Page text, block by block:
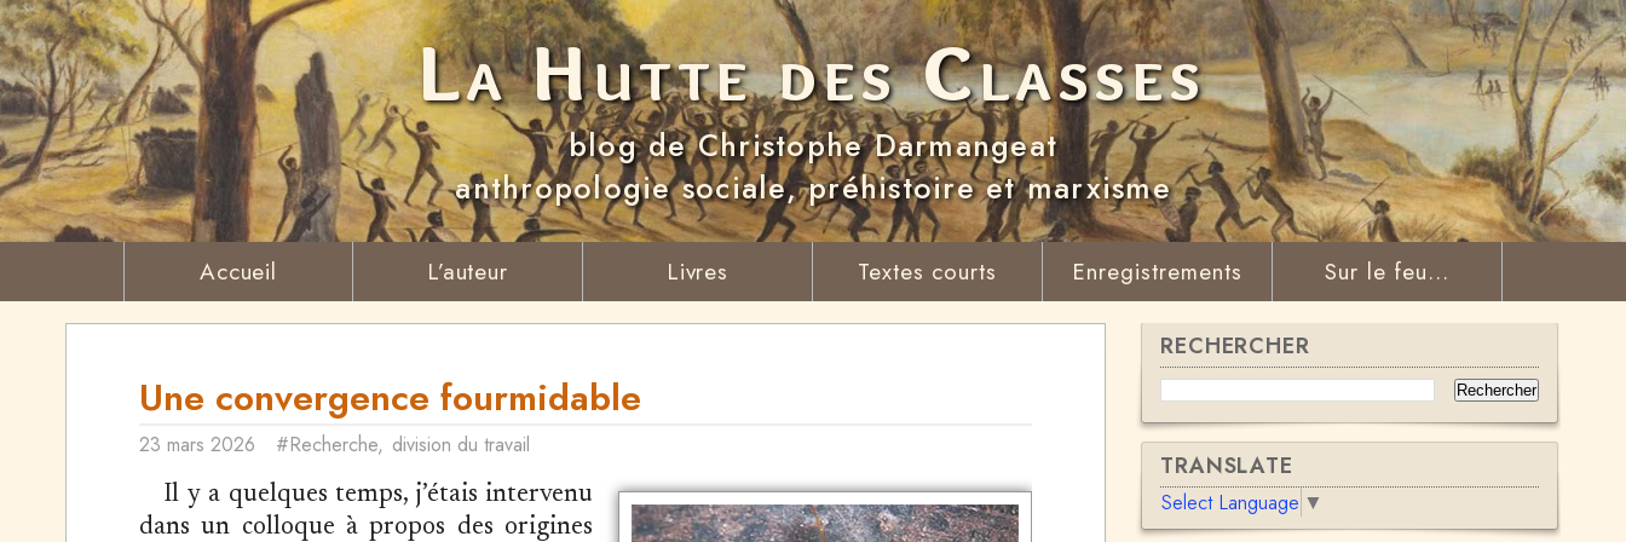
La Hutte des Classes
blog de Christophe Darmangeat
anthropologie sociale, préhistoire et marxisme
Accueil L’auteur Livres Textes courts Enregistrements Sur le feu...
Une convergence fourmidable
23 mars 2026 #Recherche, division du travail
Il y a quelques temps, j’étais intervenu
dans un colloque à propos des origines
RECHERCHER
TRANSLATE
Select Language ▼